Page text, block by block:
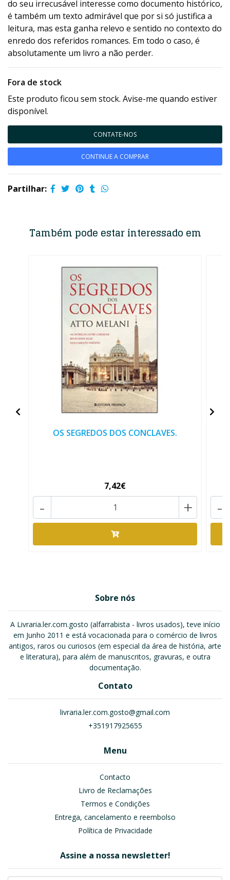
do seu irrecusável interesse como documento histórico,
é também um texto admirável que por si só justifica a
leitura, mas esta ganha relevo e sentido no contexto do
enredo dos referidos romances. Em todo o caso, é
absolutamente um livro a não perder.
Fora de stock
Este produto ficou sem stock. Avise-me quando estiver
disponível.
CONTATE-NOS
CONTINUE A COMPRAR
Partilhar:
Também pode estar interessado em
OS SEGREDOS DOS CONCLAVES.
7,42€
+
- -
Sobre nós
A Livraria.ler.com.gosto (alfarrabista - livros usados), teve início
em Junho 2011 e está vocacionada para o comércio de livros
antigos, raros ou curiosos (em especial da área de história, arte
e literatura), para além de manuscritos, gravuras, e outra
documentação.
Contato
livraria.ler.com.gosto@gmail.com
+351917925655
Menu
Contacto
Livro de Reclamações
Termos e Condições
Entrega, cancelamento e reembolso
Política de Privacidade
Assine a nossa newsletter!